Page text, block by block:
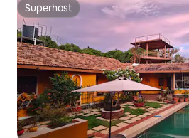
Superhost
Superhost